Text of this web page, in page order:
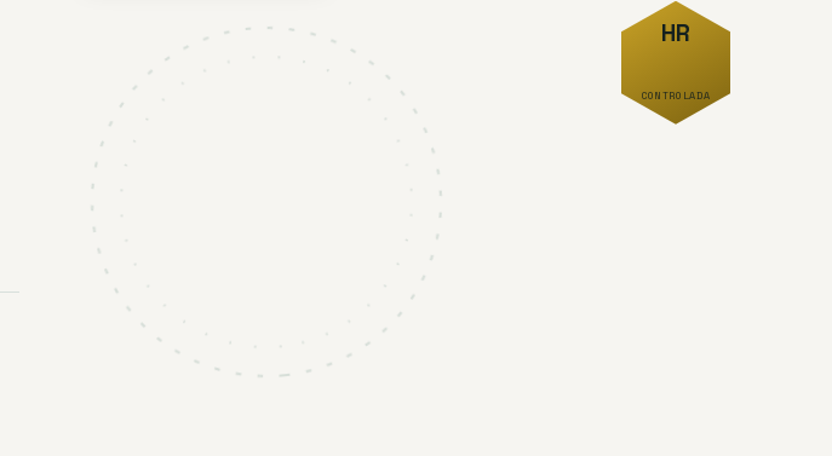
FIG.4B //
CONDICIONAR
HR
CONTROLADA